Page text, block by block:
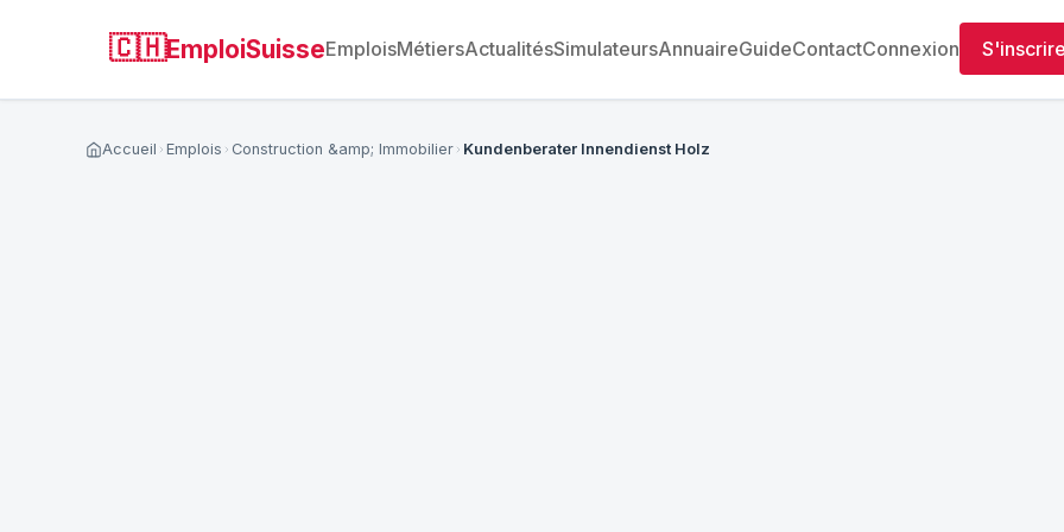
🇨🇭EmploiSuisseEmploisMétiersActualitésSimulateursAnnuaireGuideContactConnexion
Accueil Emplois Construction &amp; Immobilier Kundenberater Innendienst Holz